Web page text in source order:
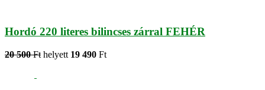
Hordó 220 literes bilincses zárral FEHÉR
20 500 Ft helyett 19 490 Ft